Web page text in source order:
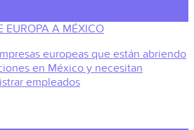
EUROPA A MÉXICO
europeas que están abriendo
en México y necesitan
empleados